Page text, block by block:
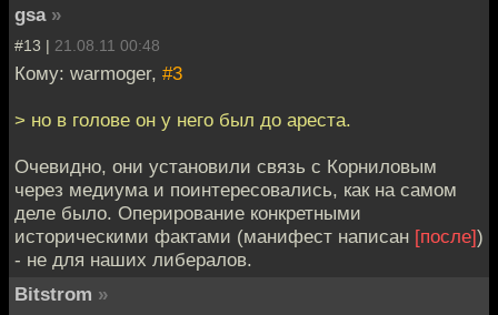
gsa »
#13 | 21.08.11 00:48
Кому: warmoger, #3
> но в голове он у него был до ареста.
Очевидно, они установили связь с Корниловым
через медиума и поинтересовались, как на самом
деле было. Оперирование конкретными
историческими фактами (манифест написан [после])
- не для наших либералов.
Bitstrom »